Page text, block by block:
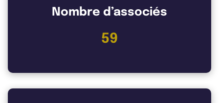
Nombre d’associés
59